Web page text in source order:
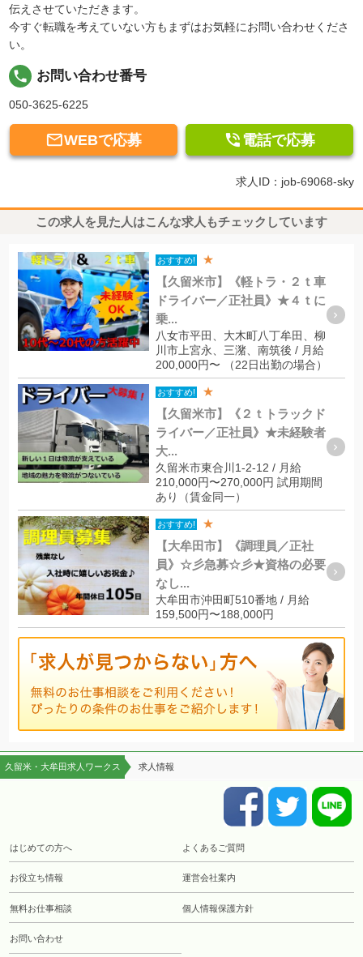
伝えさせていただきます。
今すぐ転職を考えていない方もまずはお気軽にお問い合わせくださ
い。
local_phone お問い合わせ番号
050-3625-6225
WEBで応募  電話で応募
求人ID：job-69068-sky
この求人を見た人はこんな求人もチェックしています
おすすめ! ★
【久留米市】《軽トラ・２ｔ車
ドライバー／正社員》★４ｔに
乗...
八女市平田、大木町八丁牟田、柳
川市上宮永、三潴、南筑後 / 月給
200,000円〜 （22日出勤の場合）
おすすめ! ★
【久留米市】《２ｔトラックド
ライバー／正社員》★未経験者
大...
久留米市東合川1-2-12 / 月給
210,000円〜270,000円 試用期間
あり（賃金同一）
おすすめ! ★
【大牟田市】《調理員／正社
員》☆彡急募☆彡★資格の必要
なし...
大牟田市沖田町510番地 / 月給
159,500円〜188,000円
久留米・大牟田求人ワークス 求人情報
はじめての方へ よくあるご質問
お役立ち情報 運営会社案内
無料お仕事相談 個人情報保護方針
お問い合わせ